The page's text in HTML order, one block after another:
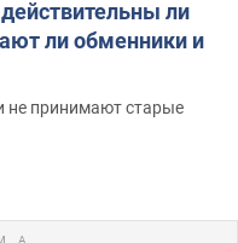
ли
ли обменники и
не принимают старые